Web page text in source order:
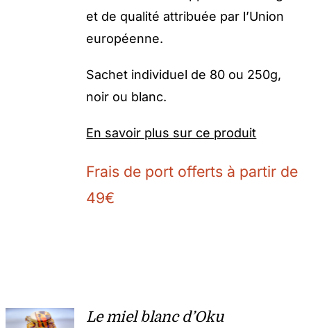
et de qualité attribuée par l’Union
européenne.
Sachet individuel de 80 ou 250g,
noir ou blanc.
En savoir plus sur ce produit
Frais de port offerts à partir de
49€
Le miel blanc d’Oku